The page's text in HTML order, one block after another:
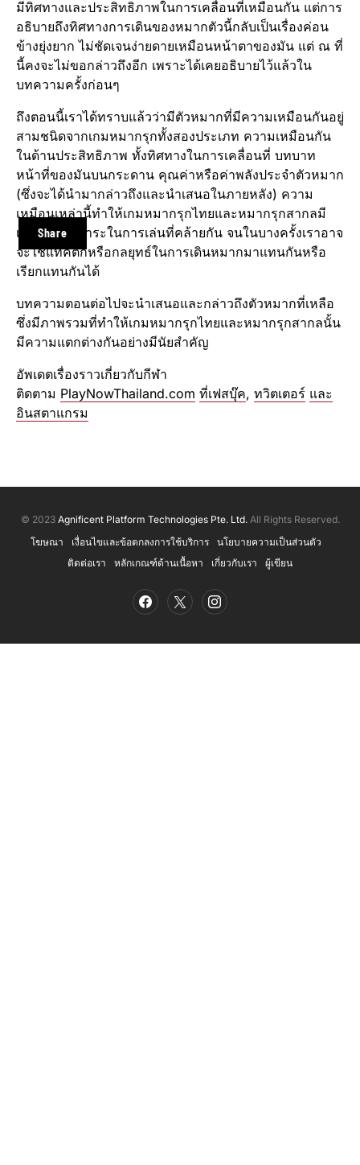
Share
มีทิศทางและประสิทธิภาพในการเคลื่อนที่เหมือนกัน แต่การ
อธิบายถึงทิศทางการเดินของหมากตัวนี้กลับเป็นเรื่องค่อน
ข้างยุ่งยาก ไม่ชัดเจนง่ายดายเหมือนหน้าตาของมัน แต่ ณ ที่
นี้คงจะไม่ขอกล่าวถึงอีก เพราะได้เคยอธิบายไว้แล้วใน
บทความครั้งก่อนๆ
ถึงตอนนี้เราได้ทราบแล้วว่ามีตัวหมากที่มีความเหมือนกันอยู่
สามชนิดจากเกมหมากรุกทั้งสองประเภท ความเหมือนกัน
ในด้านประสิทธิภาพ ทั้งทิศทางในการเคลื่อนที่ บทบาท
หน้าที่ของมันบนกระดาน คุณค่าหรือค่าพลังประจำตัวหมาก
(ซึ่งจะได้นำมากล่าวถึงและนำเสนอในภายหลัง) ความ
เหมือนเหล่านี้ทำให้เกมหมากรุกไทยและหมากรุกสากลมี
เนื้อหาหรือสาระในการเล่นที่คล้ายกัน จนในบางครั้งเราอาจ
จะใช้แทคติกหรือกลยุทธ์ในการเดินหมากมาแทนกันหรือ
เรียกแทนกันได้
บทความตอนต่อไปจะนำเสนอและกล่าวถึงตัวหมากที่เหลือ
ซึ่งมีภาพรวมที่ทำให้เกมหมากรุกไทยและหมากรุกสากลนั้น
มีความแตกต่างกันอย่างมีนัยสำคัญ
อัพเดตเรื่องราวเกี่ยวกับกีฬา
ติดตาม PlayNowThailand.com ที่เฟสบุ๊ค, ทวิตเตอร์ และ
อินสตาแกรม
© 2023 Agnificent Platform Technologies Pte. Ltd. All Rights Reserved.
โฆษณา เงื่อนไขและข้อตกลงการใช้บริการ
นโยบายความเป็นส่วนตัว
ติดต่อเรา
หลักเกณฑ์ด้านเนื้อหา เกี่ยวกับเรา ผู้เขียน